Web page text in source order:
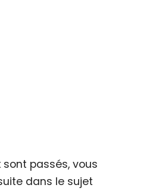
passés, vous
dans le sujet